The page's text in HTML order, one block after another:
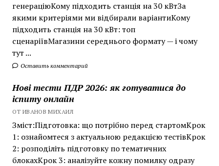
генераціюКому підходить станція на 30 кВтЗа
якими критеріями ми відбирали варіантиКому
підходить станція на 30 кВт: топ
сценаріївМагазини середнього формату — і чому
тут ...
Оставить комментарий
Нові тести ПДР 2026: як готуватися до
іспиту онлайн
ОТ ИВАНОВ МИХАИЛ
Зміст:Підготовка: що потрібно перед стартомКрок
1: ознайомтеся з актуальною редакцією тестівКрок
2: розподіліть підготовку по тематичних
блокахКрок 3: аналізуйте кожну помилку одразу